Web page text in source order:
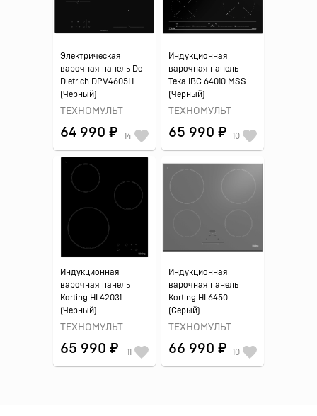
Электрическая
варочная панель De
Dietrich DPV4605H
(Черный)
ТЕХНОМУЛЬТ
64 990 ₽ 14
Индукционная
варочная панель
Teka IBC 64010 MSS
(Черный)
ТЕХНОМУЛЬТ
65 990 ₽ 10
Индукционная
варочная панель
Korting HI 42031
(Черный)
ТЕХНОМУЛЬТ
65 990 ₽ 11
Индукционная
варочная панель
Korting HI 6450
(Серый)
ТЕХНОМУЛЬТ
66 990 ₽ 10